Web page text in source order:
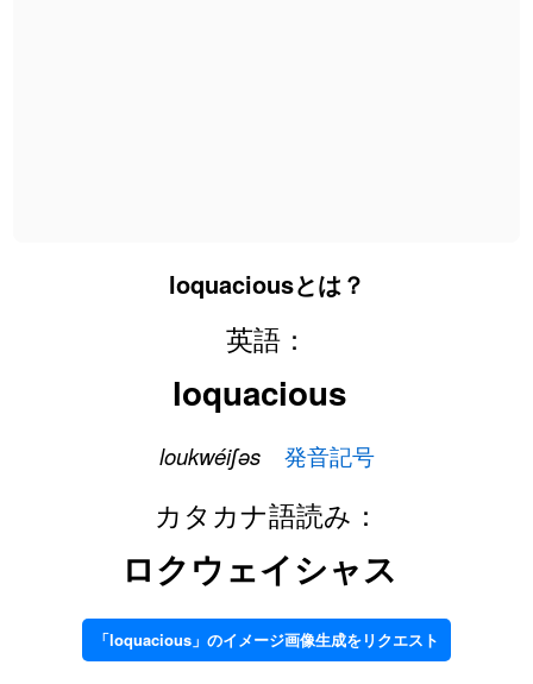
loquaciousとは？
英語：
loquacious
loukwéiʃəs 発音記号
カタカナ語読み：
ロクウェイシャス
「loquacious」のイメージ画像生成をリクエスト